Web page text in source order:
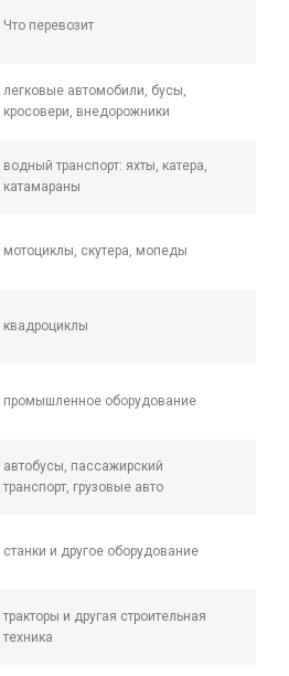
Что перевозит
легковые автомобили, бусы,
кросовери, внедорожники
водный транспорт: яхты, катера,
катамараны
мотоциклы, скутера, мопеды
квадроциклы
промышленное оборудование
автобусы, пассажирский
транспорт, грузовые авто
станки и другое оборудование
тракторы и другая строительная
техника